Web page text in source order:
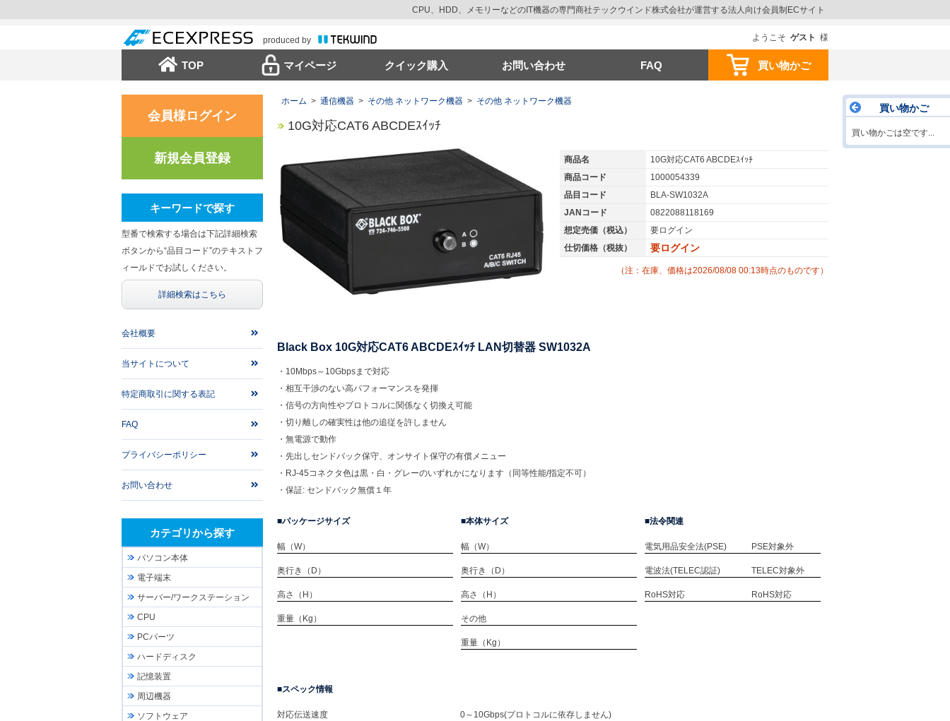
produced by ようこそ ゲスト 様
CPU、HDD、メモリーなどのIT機器の専門商社テックウインド株式会社が運営する法人向け会員制ECサイト
TOP マイページ クイック購入 お問い合わせ FAQ 買い物かご
ホーム > 通信機器 > その他 ネットワーク機器 > その他 ネットワーク機器
10G対応CAT6 ABCDEｽｲｯﾁ
商品名
10G対応CAT6 ABCDEｽｲｯﾁ
商品コード
1000054339
品目コード
BLA-SW1032A
JANコード
0822088118169
想定売価（税込）
要ログイン
仕切価格（税抜）
要ログイン
（注：在庫、価格は2026/08/08 00:13時点のものです）
Black Box 10G対応CAT6 ABCDEｽｲｯﾁ LAN切替器 SW1032A
・10Mbps～10Gbpsまで対応
・相互干渉のない高パフォーマンスを発揮
・信号の方向性やプロトコルに関係なく切換え可能
・切り離しの確実性は他の追従を許しません
・無電源で動作
・先出しセンドバック保守、オンサイト保守の有償メニュー
・RJ-45コネクタ色は黒・白・グレーのいずれかになります（同等性能/指定不可）
・保証: センドバック無償１年
パッケージサイズ
幅（W）
奥行き（D）
高さ（H）
重量（Kg）
本体サイズ
幅（W）
奥行き（D）
高さ（H）
その他
重量（Kg）
法令関連
電気用品安全法(PSE) PSE対象外
電波法(TELEC認証) TELEC対象外
RoHS対応 RoHS対応
スペック情報
対応伝送速度 0～10Gbps(プロトコルに依存しません)
会員様ログイン
新規会員登録
キーワードで探す
型番で検索する場合は下記詳細検索
ボタンから“品目コード”のテキストフ
ィールドでお試しください。
詳細検索はこちら
会社概要
当サイトについて
特定商取引に関する表記
FAQ
プライバシーポリシー
お問い合わせ
カテゴリから探す
パソコン本体
電子端末
サーバー/ワークステーション
CPU
PCパーツ
ハードディスク
記憶装置
周辺機器
ソフトウェア
買い物かご
買い物かごは空です...